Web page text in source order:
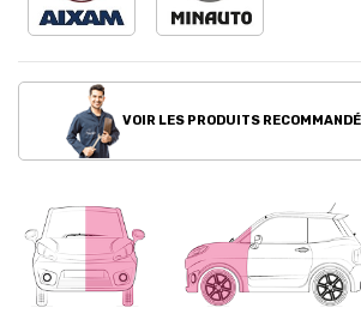
VOIR LES PRODUITS